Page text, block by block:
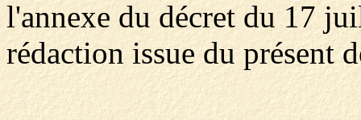
l'annexe du décret du 17
rédaction issue du présent